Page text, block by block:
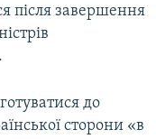
після завершення
до
сторони «в